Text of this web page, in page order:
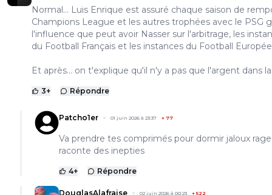
Normal... Luis Enrique est assuré chaque saison de
Champions League et les autres trophées avec le PSG
l'influence que peut avoir Nasser sur l'arbitrage, les
du Football Français et les instances du Football
Et après... on t'explique qu'il n'y a pas que l'argent dans
3+ Répondre
Patcho1er 01 juin 2026 à 23:37 + 77
Va prendre tes comprimés pour dormir jaloux
raconte des inepties
4+ Répondre
DouglasAlafraise 02 juin 2026 à 00:23 +522